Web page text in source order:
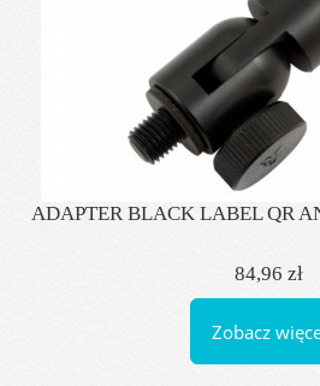
ADAPTER BLACK LABEL QR
84,96 zł
Zobacz